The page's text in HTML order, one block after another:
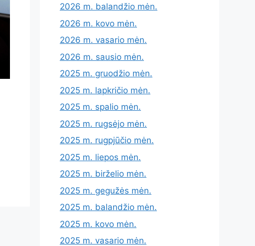
2026 m. balandžio mėn.
2026 m. kovo mėn.
2026 m. vasario mėn.
2026 m. sausio mėn.
2025 m. gruodžio mėn.
2025 m. lapkričio mėn.
2025 m. spalio mėn.
2025 m. rugsėjo mėn.
2025 m. rugpjūčio mėn.
2025 m. liepos mėn.
2025 m. birželio mėn.
2025 m. gegužės mėn.
2025 m. balandžio mėn.
2025 m. kovo mėn.
2025 m. vasario mėn.